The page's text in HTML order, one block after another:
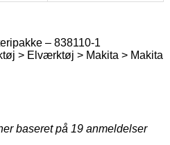
– 838110-1
> Elværktøj > Makita > Makita
baseret på 19 anmeldelser